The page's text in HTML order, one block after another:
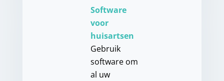
Software
voor
huisartsen
Gebruik
software om
al uw